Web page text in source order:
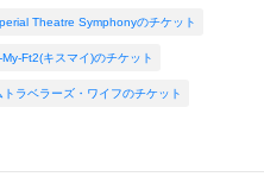
Theatre Symphonyのチケット
My-Ft2(キスマイ)のチケット
ラベラーズ・ワイフのチケット